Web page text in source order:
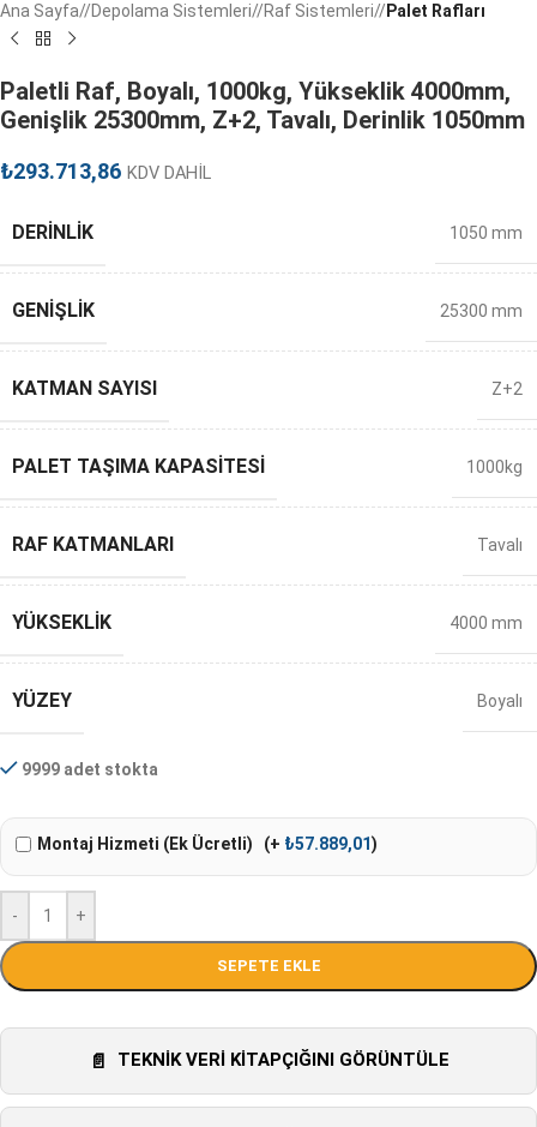
Ana Sayfa/ Depolama Sistemleri/ Raf Sistemleri/ Palet Rafları
Paletli Raf, Boyalı, 1000kg, Yükseklik 4000mm,
Genişlik 25300mm, Z+2, Tavalı, Derinlik 1050mm
₺293.713,86 KDV DAHİL
DERINLIK 1050 mm
GENIŞLIK 25300 mm
KATMAN SAYISI Z+2
PALET TAŞIMA KAPASITESI 1000kg
RAF KATMANLARI Tavalı
YÜKSEKLIK 4000 mm
YÜZEY Boyalı
9999 adet stokta
Montaj Hizmeti (Ek Ücretli) (+ ₺57.889,01)
- +
SEPETE EKLE
TEKNIK VERI KITAPÇIĞINI GÖRÜNTÜLE